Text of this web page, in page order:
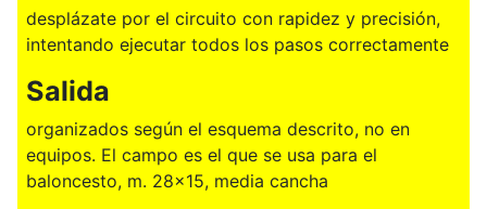
desplázate por el circuito con rapidez y precisión,
intentando ejecutar todos los pasos correctamente
Salida
organizados según el esquema descrito, no en
equipos. El campo es el que se usa para el
baloncesto, m. 28x15, media cancha